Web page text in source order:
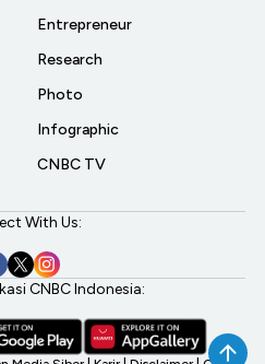
Entrepreneur
Research
Photo
Infographic
CNBC TV
With Us:
CNBC Indonesia: